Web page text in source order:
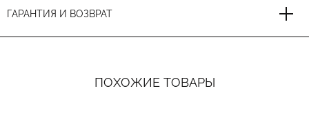
ГАРАНТИЯ И ВОЗВРАТ
ПОХОЖИЕ ТОВАРЫ